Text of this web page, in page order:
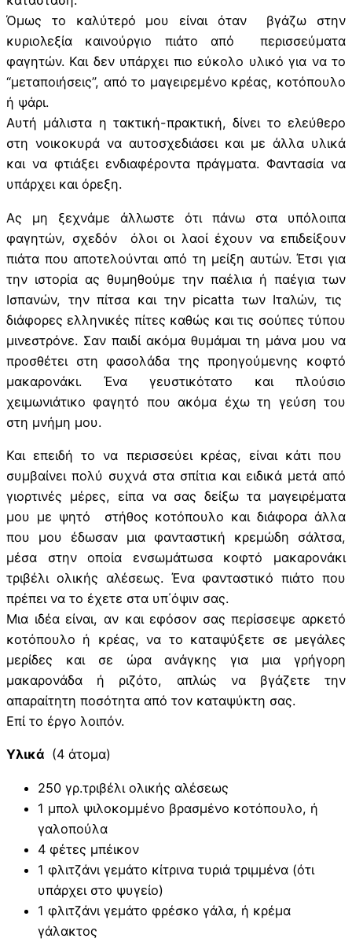
Όμως το καλύτερό μου είναι όταν βγάζω στην
κυριολεξία καινούργιο πιάτο από περισσεύματα
φαγητών. Και δεν υπάρχει πιο εύκολο υλικό για να το
“μεταποιήσεις”, από το μαγειρεμένο κρέας, κοτόπουλο
ή ψάρι.
Αυτή μάλιστα η τακτική-πρακτική, δίνει το ελεύθερο
στη νοικοκυρά να αυτοσχεδιάσει και με άλλα υλικά
και να φτιάξει ενδιαφέροντα πράγματα. Φαντασία να
υπάρχει και όρεξη.
Ας μη ξεχνάμε άλλωστε ότι πάνω στα υπόλοιπα
φαγητών, σχεδόν όλοι οι λαοί έχουν να επιδείξουν
πιάτα που αποτελούνται από τη μείξη αυτών. Έτσι για
την ιστορία ας θυμηθούμε την παέλια ή παέγια των
Ισπανών, την πίτσα και την picatta των Ιταλών, τις
διάφορες ελληνικές πίτες καθώς και τις σούπες τύπου
μινεστρόνε. Σαν παιδί ακόμα θυμάμαι τη μάνα μου να
προσθέτει στη φασολάδα της προηγούμενης κοφτό
μακαρονάκι. Ένα γευστικότατο και πλούσιο
χειμωνιάτικο φαγητό που ακόμα έχω τη γεύση του
στη μνήμη μου.
Και επειδή το να περισσεύει κρέας, είναι κάτι που
συμβαίνει πολύ συχνά στα σπίτια και ειδικά μετά από
γιορτινές μέρες, είπα να σας δείξω τα μαγειρέματα
μου με ψητό στήθος κοτόπουλο και διάφορα άλλα
που μου έδωσαν μια φανταστική κρεμώδη σάλτσα,
μέσα στην οποία ενσωμάτωσα κοφτό μακαρονάκι
τριβέλι ολικής αλέσεως. Ένα φανταστικό πιάτο που
πρέπει να το έχετε στα υπ΄όψιν σας.
Μια ιδέα είναι, αν και εφόσον σας περίσσεψε αρκετό
κοτόπουλο ή κρέας, να το καταψύξετε σε μεγάλες
μερίδες και σε ώρα ανάγκης για μια γρήγορη
μακαρονάδα ή ριζότο, απλώς να βγάζετε την
απαραίτητη ποσότητα από τον καταψύκτη σας.
Επί το έργο λοιπόν.
Υλικά (4 άτομα)
250 γρ.τριβέλι ολικής αλέσεως
1 μπολ ψιλοκομμένο βρασμένο κοτόπουλο, ή
γαλοπούλα
4 φέτες μπέικον
1 φλιτζάνι γεμάτο κίτρινα τυριά τριμμένα (ότι
υπάρχει στο ψυγείο)
1 φλιτζάνι γεμάτο φρέσκο γάλα, ή κρέμα
γάλακτος